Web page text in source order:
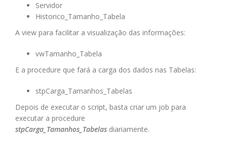
Servidor
Historico_Tamanho_Tabela
A view para facilitar a visualização das informações:
vwTamanho_Tabela
E a procedure que fará a carga dos dados nas Tabelas:
stpCarga_Tamanhos_Tabelas
Depois de executar o script, basta criar um job para
executar a procedure
stpCarga_Tamanhos_Tabelas diariamente.